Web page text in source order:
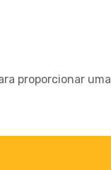
proporcionar